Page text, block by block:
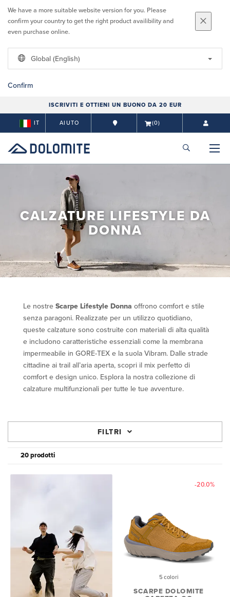
We have a more suitable website version for you. Please
confirm your country to get the right product availibility and
even purchase online.
Global (English)
Confirm
ISCRIVITI E OTTIENI UN BUONO DA 20 EUR
IT AIUTO (0)
CALZATURE LIFESTYLE DA
DONNA
Le nostre Scarpe Lifestyle Donna offrono comfort e stile
senza paragoni. Realizzate per un utilizzo quotidiano,
queste calzature sono costruite con materiali di alta qualità
e includono caratteristiche essenziali come la membrana
impermeabile in GORE-TEX e la suola Vibram. Dalle strade
cittadine ai trail all’aria aperta, scopri il mix perfetto di
comfort e design unico. Esplora la nostra collezione di
calzature multifunzionali per tutte le tue avventure.
FILTRI
20 prodotti
-20.0%
5 colori
SCARPE DOLOMITE